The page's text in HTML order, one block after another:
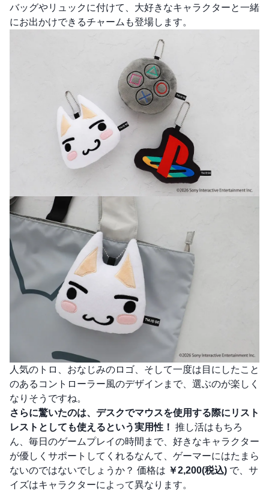
バッグやリュックに付けて、大好きなキャラクターと一緒
にお出かけできるチャームも登場します。
人気のトロ、おなじみのロゴ、そして一度は目にしたこと
のあるコントローラー風のデザインまで、選ぶのが楽しく
なりそうですね。
さらに驚いたのは、デスクでマウスを使用する際にリスト
レストとしても使えるという実用性！ 推し活はもちろ
ん、毎日のゲームプレイの時間まで、好きなキャラクター
が優しくサポートしてくれるなんて、ゲーマーにはたまら
ないのではないでしょうか？ 価格は ￥2,200(税込) で、サ
イズはキャラクターによって異なります。